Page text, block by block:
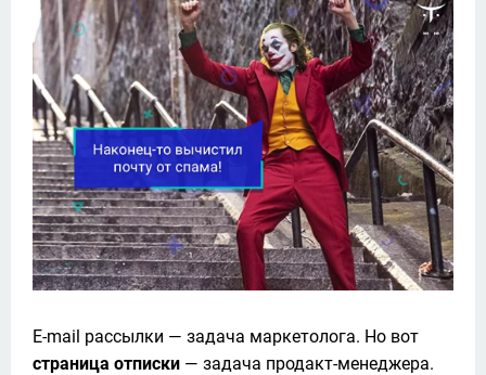
страница отписки — задача продакт-менеджера.